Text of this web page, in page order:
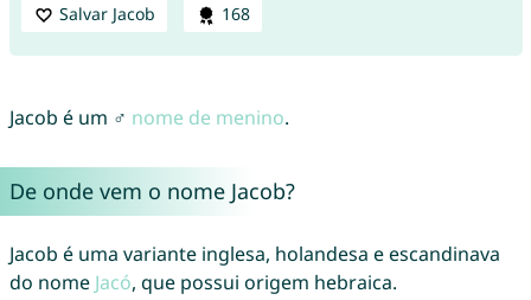
Salvar Jacob 168
Jacob é um ♂ nome de menino.
De onde vem o nome Jacob?
Jacob é uma variante inglesa, holandesa e escandinava
do nome Jacó, que possui origem hebraica.